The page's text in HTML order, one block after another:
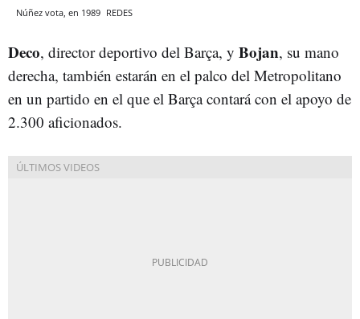
Núñez vota, en 1989 REDES
Deco, director deportivo del Barça, y Bojan, su mano
derecha, también estarán en el palco del Metropolitano
en un partido en el que el Barça contará con el apoyo de
2.300 aficionados.